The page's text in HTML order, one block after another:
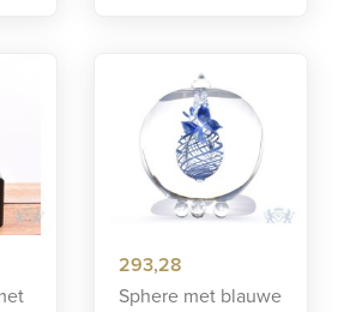
293,28
Sphere met blauwe